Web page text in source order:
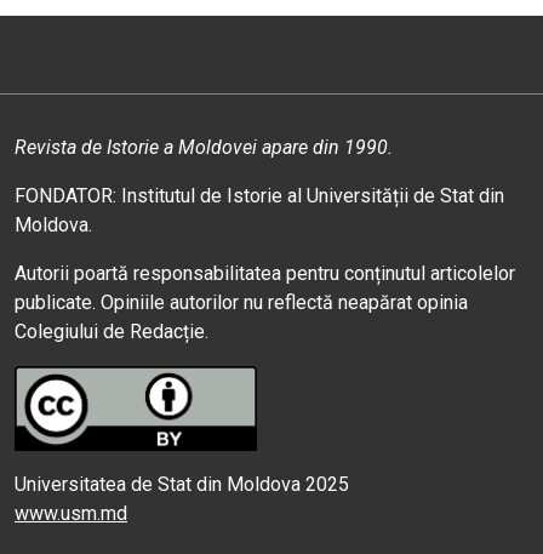
Revista de Istorie a Moldovei apare din 1990.
FONDATOR: Institutul de Istorie al Universității de Stat din
Moldova.
Autorii poartă responsabilitatea pentru conținutul articolelor
publicate. Opiniile autorilor nu reflectă neapărat opinia
Colegiului de Redacție.
Universitatea de Stat din Moldova 2025
www.usm.md